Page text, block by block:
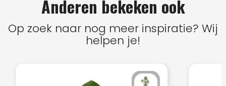
Anderen bekeken ook
Op zoek naar nog meer inspiratie? Wij
helpen je!